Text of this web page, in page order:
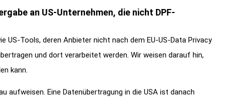
an US-Unternehmen, die nicht DPF-
Tools, deren Anbieter nicht nach dem EU-US-Data Privacy
und dort verarbeitet werden. Wir weisen darauf hin,
kann.
aufweisen. Eine Datenübertragung in die USA ist danach